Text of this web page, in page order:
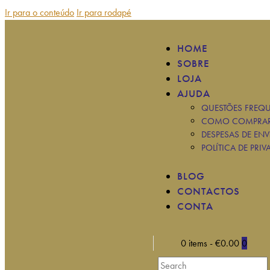
Ir para o conteúdo Ir para rodapé
HOME
SOBRE
LOJA
AJUDA
QUESTÕES
COMO
DESPESAS DE
POLÍTICA DE
BLOG
CONTACTOS
CONTA
0 items - €0.00 0